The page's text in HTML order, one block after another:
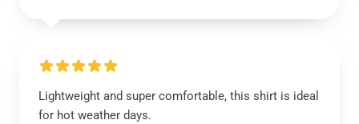
Lightweight and super comfortable, this shirt is ideal
for hot weather days.